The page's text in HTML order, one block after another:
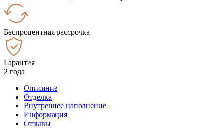
Беспроцентная рассрочка
Гарантия
2 года
Описание
Отделка
Внутреннее наполнение
Информация
Отзывы